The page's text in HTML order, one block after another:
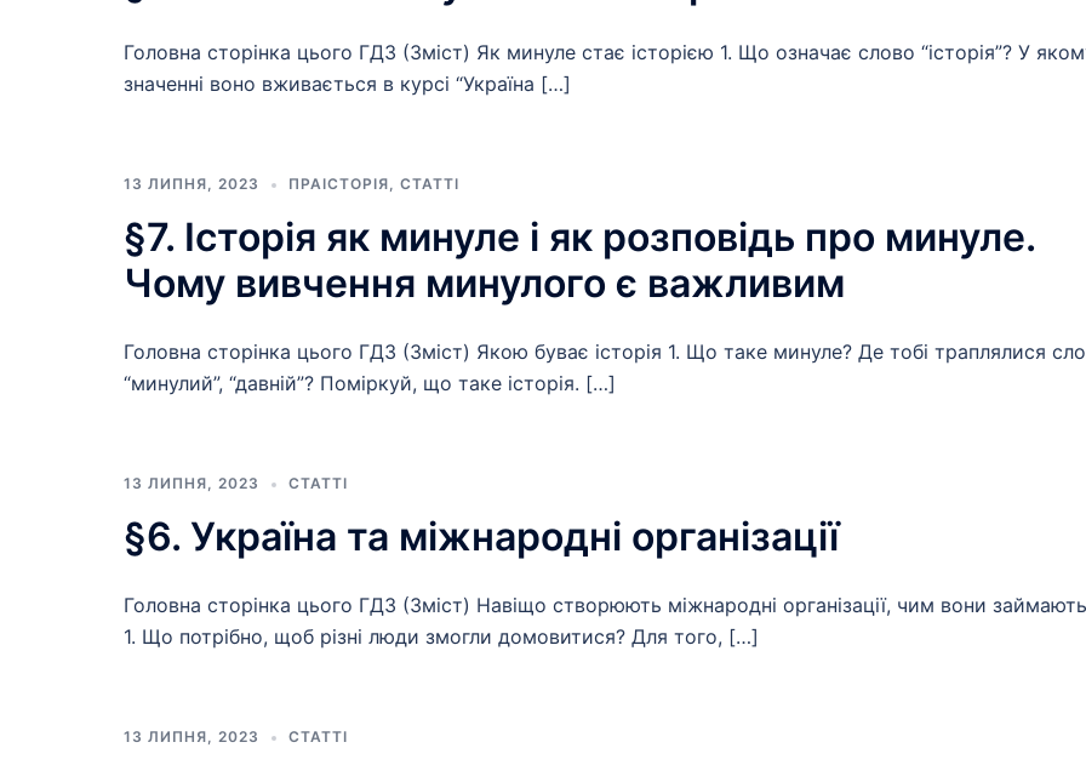
Головна сторінка цього ГДЗ (Зміст) Як минуле стає історією 1. Що означає слово “історія”? У
значенні воно вживається в курсі “Україна […]
13 ЛИПНЯ, 2023 ПРАІСТОРІЯ, СТАТТІ
§7. Історія як минуле і як розповідь про минуле.
Чому вивчення минулого є важливим
Головна сторінка цього ГДЗ (Зміст) Якою буває історія 1. Що таке минуле? Де тобі траплялися
“минулий”, “давній”? Поміркуй, що таке історія. […]
13 ЛИПНЯ, 2023 СТАТТІ
§6. Україна та міжнародні організації
Головна сторінка цього ГДЗ (Зміст) Навіщо створюють міжнародні організації, чим вони
1. Що потрібно, щоб різні люди змогли домовитися? Для того, […]
13 ЛИПНЯ, 2023 СТАТТІ